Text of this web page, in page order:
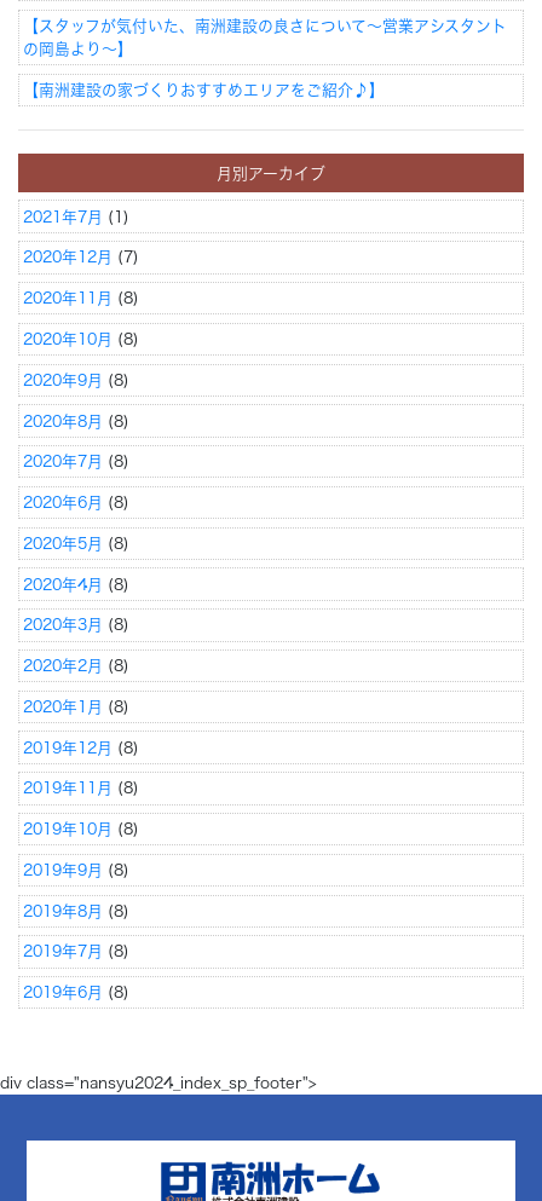
【スタッフが気付いた、南洲建設の良さについて～営業アシスタント
の岡島より～】
【南洲建設の家づくりおすすめエリアをご紹介♪】
月別アーカイブ
2021年7月 (1)
2020年12月 (7)
2020年11月 (8)
2020年10月 (8)
2020年9月 (8)
2020年8月 (8)
2020年7月 (8)
2020年6月 (8)
2020年5月 (8)
2020年4月 (8)
2020年3月 (8)
2020年2月 (8)
2020年1月 (8)
2019年12月 (8)
2019年11月 (8)
2019年10月 (8)
2019年9月 (8)
2019年8月 (8)
2019年7月 (8)
2019年6月 (8)
div class="nansyu2024_index_sp_footer">